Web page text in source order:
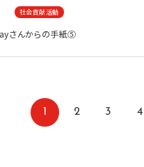
社会貢献活動
さんからの手紙⑤
1 2 3 4